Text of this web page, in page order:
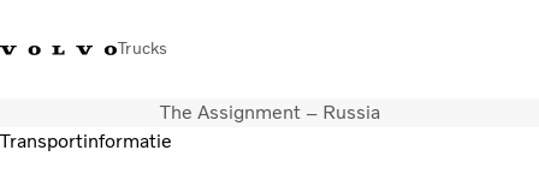
Trucks
Kennis vergroten MerchandiseInloggen Nederland
The Assignment – Russia
Transportinformatie